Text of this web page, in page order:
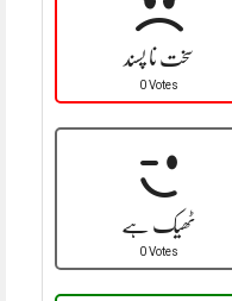
سخت نا پسند
0 Votes
ٹھیک ہے
0 Votes